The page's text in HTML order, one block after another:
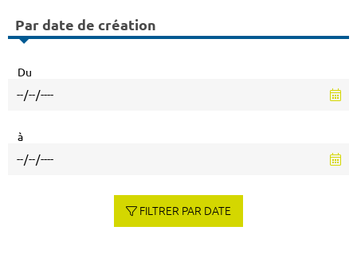
Par date de création
Du
à
FILTRER PAR DATE